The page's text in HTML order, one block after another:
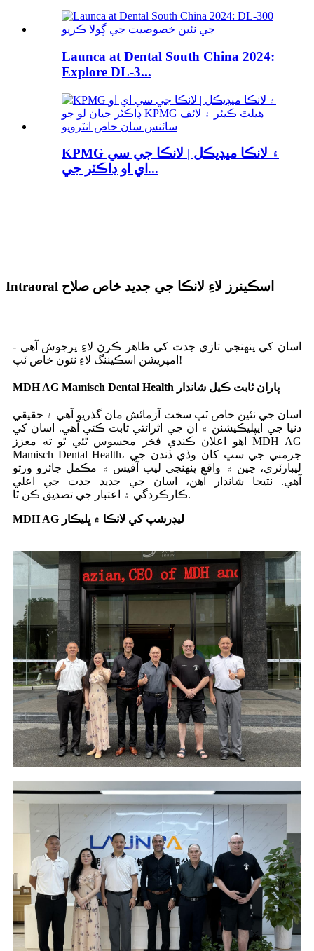
Launca at Dental South China 2024:
Explore DL-3...
KPMG ۽ لانڪا ميڊيڪل | لانڪا جي سي
اي او ڊاڪٽر جي...
Intraoral اسڪينرز لاءِ لانڪا جي جديد خاص صلاح
اسان کي پنهنجي تازي جدت کي ظاھر ڪرڻ لاءِ پرجوش آھي -
امپريشن اسڪيننگ لاءِ نئون خاص ٽپ!
MDH AG Mamisch Dental Health پاران ثابت ڪيل شاندار
اسان جي نئين خاص ٽپ سخت آزمائش مان گذريو آهي ۽ حقيقي
دنيا جي ايپليڪيشنن ۾ ان جي اثرائتي ثابت ڪئي آهي. اسان کي
اهو اعلان ڪندي فخر محسوس ٿئي ٿو ته معزز MDH AG
Mamisch Dental Health، جرمني جي سڀ کان وڏي ڏندن جي
ليبارٽري، چين ۾ واقع پنهنجي ليب آفيس ۾ مڪمل جائزو ورتو
آهي. نتيجا شاندار آهن، اسان جي جديد جدت جي اعلي
ڪارڪردگي ۽ اعتبار جي تصديق ڪن ٿا.
MDH AG ليڊرشپ کي لانڪا ۾ ڀليڪار